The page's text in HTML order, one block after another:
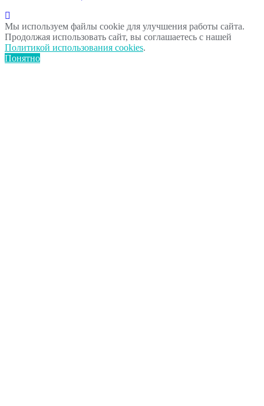
Мы используем файлы cookie для улучшения работы сайта.
Продолжая использовать сайт, вы соглашаетесь с нашей
Политикой использования cookies.
Понятно